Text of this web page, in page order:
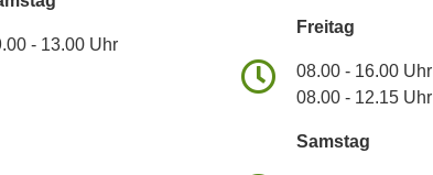
- 13.00 Uhr
Freitag
08.00 - 16.00 Uhr
08.00 - 12.15 Uhr
Samstag